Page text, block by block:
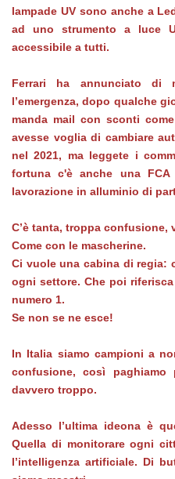
lampade UV sono anche a
ad uno strumento a luce
accessibile a tutti.
Ferrari ha annunciato di
l’emergenza, dopo qualche
manda mail con sconti
avesse voglia di cambiare
nel 2021, ma leggete i
fortuna c'è anche una
lavorazione in alluminio di
C’è tanta, troppa confusione,
Come con le mascherine.
Ci vuole una cabina di regia:
ogni settore. Che poi
numero 1.
Se non se ne esce!
In Italia siamo campioni a
confusione, così
davvero troppo.
Adesso l’ultima ideona è
Quella di monitorare ogni
l’intelligenza artificiale. Di